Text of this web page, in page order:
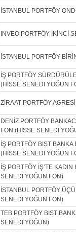
İSTANBUL PORTFÖY
INVEO PORTFÖY İKİNCİ
İSTANBUL PORTFÖY
İŞ PORTFÖY
(HİSSE SENEDİ YOĞUN
ZİRAAT PORTFÖY
DENİZ PORTFÖY
FON (HİSSE SENEDİ
İŞ PORTFÖY BIST
(HİSSE SENEDİ YOĞUN
İŞ PORTFÖY İŞ’TE
SENEDİ YOĞUN FON)
İSTANBUL PORTFÖY
SENEDİ YOĞUN FON)
TEB PORTFÖY BIST
SENEDİ YOĞUN)